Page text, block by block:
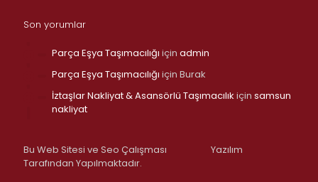
Son yorumlar
Parça Eşya Taşımacılığı için admin
Parça Eşya Taşımacılığı için Burak
İztaşlar Nakliyat & Asansörlü Taşımacılık için samsun
nakliyat
Bu Web Sitesi ve Seo Çalışması
Yazılım
Tarafından Yapılmaktadır.